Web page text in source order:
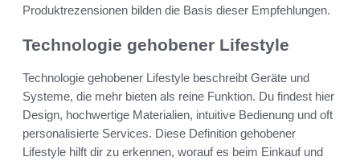
Produktrezensionen bilden die Basis dieser Empfehlungen.
Technologie gehobener Lifestyle
Technologie gehobener Lifestyle beschreibt Geräte und
Systeme, die mehr bieten als reine Funktion. Du findest hier
Design, hochwertige Materialien, intuitive Bedienung und oft
personalisierte Services. Diese Definition gehobener
Lifestyle hilft dir zu erkennen, worauf es beim Einkauf und